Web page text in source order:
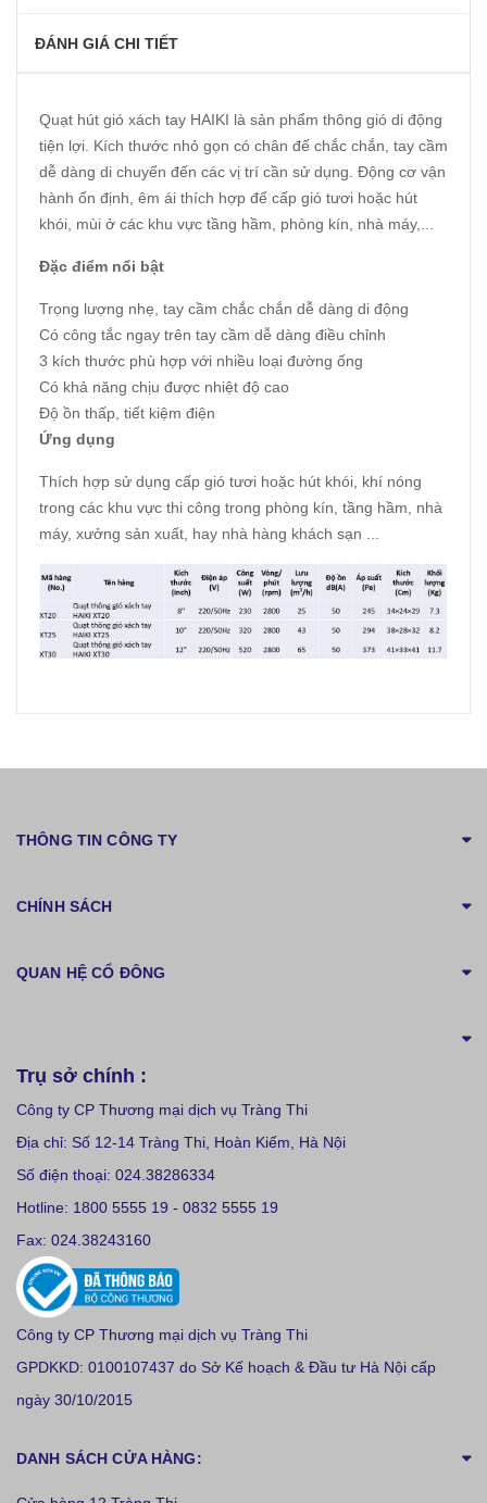
ĐÁNH GIÁ CHI TIẾT
Quạt hút gió xách tay HAIKI là sản phẩm thông gió di động
tiện lợi. Kích thước nhỏ gọn có chân đế chắc chắn, tay cầm
dễ dàng di chuyển đến các vị trí cần sử dụng. Động cơ vận
hành ổn định, êm ái thích hợp để cấp gió tươi hoặc hút
khói, mùi ở các khu vực tầng hầm, phòng kín, nhà máy,...
Đặc điểm nổi bật
Trọng lượng nhẹ, tay cầm chắc chắn dễ dàng di động
Có công tắc ngay trên tay cầm dễ dàng điều chỉnh
3 kích thước phù hợp với nhiều loại đường ống
Có khả năng chịu được nhiệt độ cao
Độ ồn thấp, tiết kiệm điện
Ứng dụng
Thích hợp sử dụng cấp gió tươi hoặc hút khói, khí nóng
trong các khu vực thi công trong phòng kín, tầng hầm, nhà
máy, xưởng sản xuất, hay nhà hàng khách sạn ...
THÔNG TIN CÔNG TY
CHÍNH SÁCH
QUAN HỆ CỔ ĐÔNG
Trụ sở chính :
Công ty CP Thương mại dịch vụ Tràng Thi
Địa chỉ: Số 12-14 Tràng Thi, Hoàn Kiếm, Hà Nội
Số điện thoại: 024.38286334
Hotline: 1800 5555 19 - 0832 5555 19
Fax: 024.38243160
Công ty CP Thương mại dịch vụ Tràng Thi
GPDKKD: 0100107437 do Sở Kế hoạch & Đầu tư Hà Nội cấp
ngày 30/10/2015
DANH SÁCH CỬA HÀNG: